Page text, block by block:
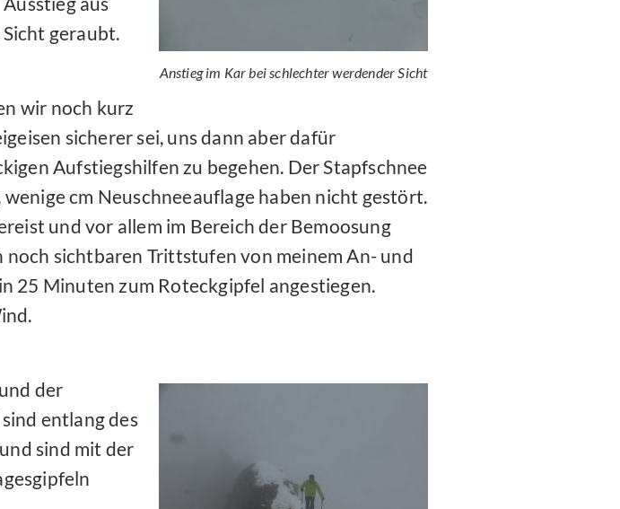
Anstieg im Kar bei schlechter werdender Sicht
geraubt.
wir noch kurz
sicherer sei, uns dann aber dafür
Aufstiegshilfen zu begehen. Der Stapfschnee
cm Neuschneeauflage haben nicht gestört.
und vor allem im Bereich der Bemoosung
noch sichtbaren Trittstufen von meinem An- und
25 Minuten zum Roteckgipfel angestiegen.
der
entlang des
sind mit der